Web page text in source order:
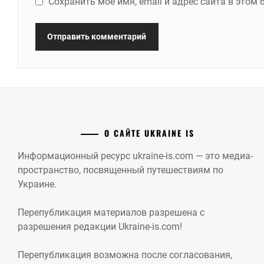
О САЙТЕ UKRAINE IS
Информационный ресурс ukraine-is.com — это медиа-
пространство, посвященный путешествиям по
Украине.
Перепубликация материалов разрешена с
разрешения редакции Ukraine-is.com!
Перепубликация возможна после согласования,